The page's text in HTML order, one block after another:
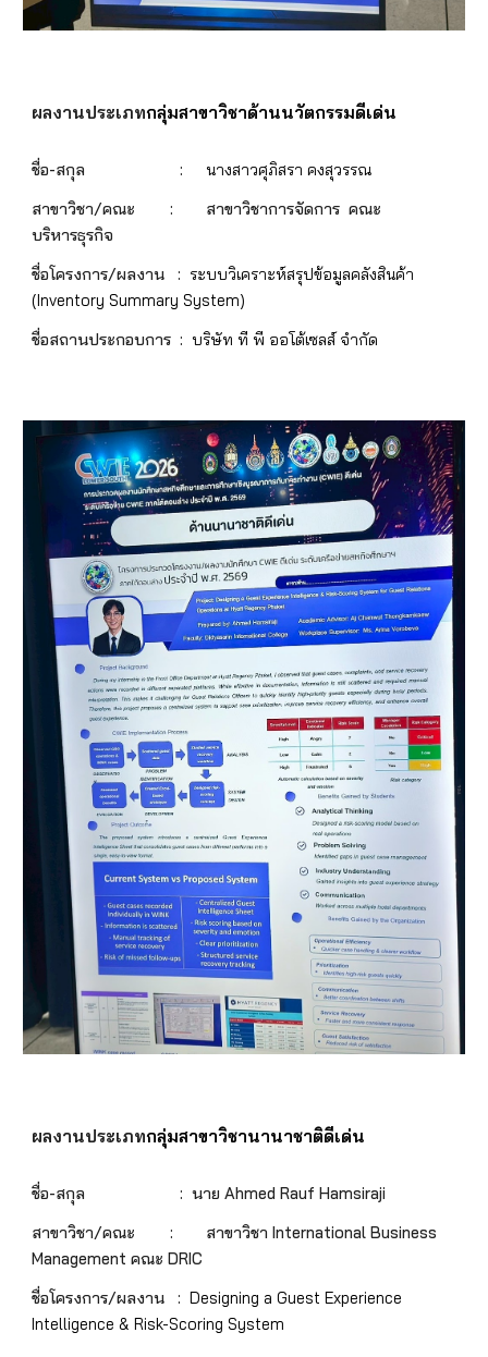
ผลงานประเภทกลุ่มสาขาวิชาด้านนวัตกรรมดีเด่น
ชื่อ-สกุล :
นางสาวศุภิสรา คงสุวรรณ
สาขาวิชา/คณะ :
สาขาวิชาการจัดการ คณะ
บริหารธุรกิจ
ชื่อโครงการ/ผลงาน : ระบบวิเคราะห์สรุปข้อมูลคลังสินค้า
(Inventory Summary System)
ชื่อสถานประกอบการ : บริษัท ที พี ออโต้เซลส์ จำกัด
ผลงานประเภทกลุ่มสาขาวิชานานาชาติดีเด่น
ชื่อ-สกุล :นาย Ahmed Rauf Hamsiraji
สาขาวิชา/คณะ :
สาขาวิชา International Business
Management คณะ DRIC
ชื่อโครงการ/ผลงาน :Designing a Guest Experience
Intelligence & Risk-Scoring System